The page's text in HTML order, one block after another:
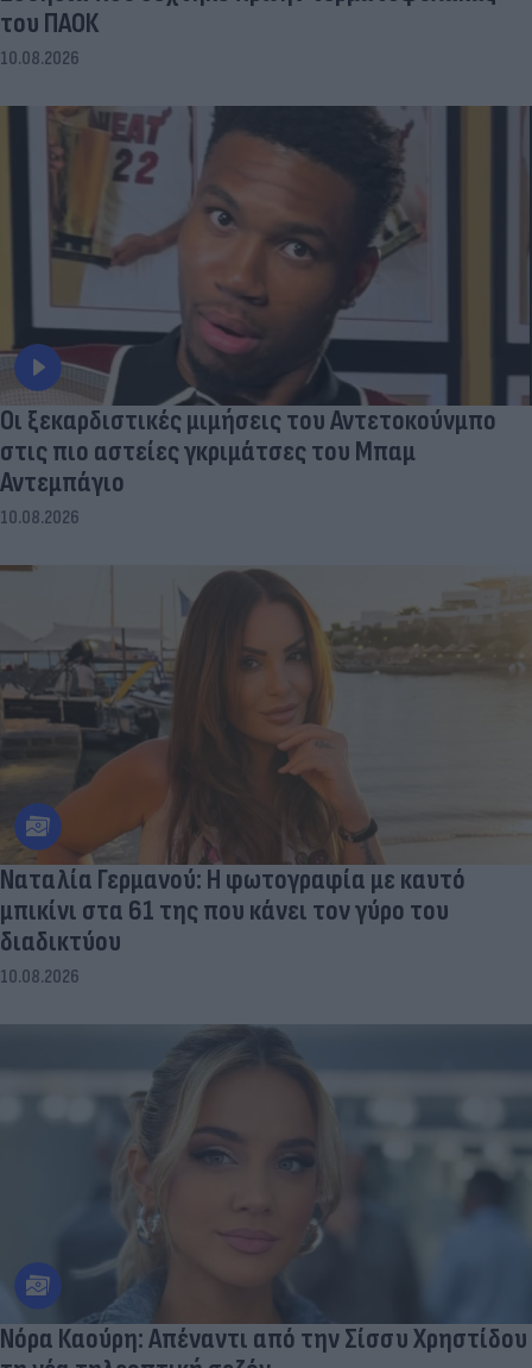
του ΠΑΟΚ
10.08.2026
Οι ξεκαρδιστικές μιμήσεις του Αντετοκούνμπο
στις πιο αστείες γκριμάτσες του Μπαμ
Αντεμπάγιο
10.08.2026
Ναταλία Γερμανού: Η φωτογραφία με καυτό
μπικίνι στα 61 της που κάνει τον γύρο του
διαδικτύου
10.08.2026
Νόρα Καούρη: Απέναντι από την Σίσσυ Χρηστίδου